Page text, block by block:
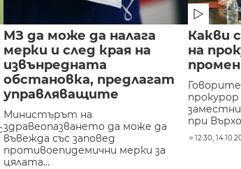
МЗ да може да налага
мерки и след края на
извънредната
обстановка, предлагат
управляващите
Министърът на
здравеопазването да може да
въвежда със заповед
противоепидемични мерки за
цялата...
Какви
на
при
12:30,